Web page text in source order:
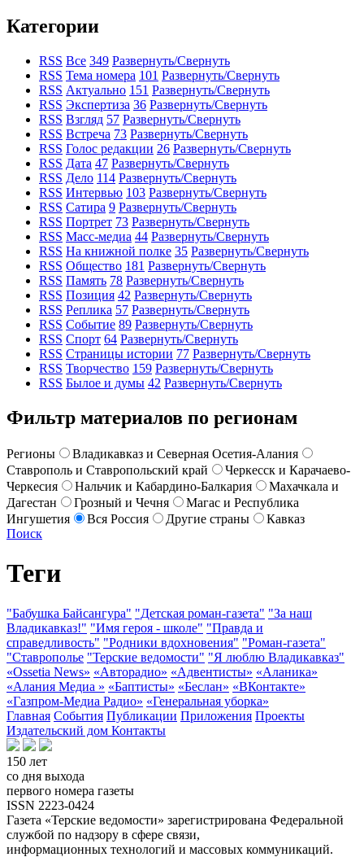
Категории
RSS Все 349 Развернуть/Свернуть
RSS Тема номера 101 Развернуть/Свернуть
RSS Актуально 151 Развернуть/Свернуть
RSS Экспертиза 36 Развернуть/Свернуть
RSS Взгляд 57 Развернуть/Свернуть
RSS Встреча 73 Развернуть/Свернуть
RSS Голос редакции 26 Развернуть/Свернуть
RSS Дата 47 Развернуть/Свернуть
RSS Дело 114 Развернуть/Свернуть
RSS Интервью 103 Развернуть/Свернуть
RSS Сатира 9 Развернуть/Свернуть
RSS Портрет 73 Развернуть/Свернуть
RSS Масс-медиа 44 Развернуть/Свернуть
RSS На книжной полке 35 Развернуть/Свернуть
RSS Общество 181 Развернуть/Свернуть
RSS Память 78 Развернуть/Свернуть
RSS Позиция 42 Развернуть/Свернуть
RSS Реплика 57 Развернуть/Свернуть
RSS Событие 89 Развернуть/Свернуть
RSS Спорт 64 Развернуть/Свернуть
RSS Страницы истории 77 Развернуть/Свернуть
RSS Творчество 159 Развернуть/Свернуть
RSS Былое и думы 42 Развернуть/Свернуть
Фильтр материалов по регионам
Регионы
Владикавказ и Северная Осетия-Алания
Ставрополь и Ставропольский край
Черкесск и Карачаево-
Черкесия
Нальчик и Кабардино-Балкария
Махачкала и
Дагестан
Грозный и Чечня
Магас и Республика
Ингушетия
Вся Россия Другие страны
Кавказ
Поиск
Теги
"Бабушка Байсангура" "Детская роман-газета" "За наш
Владикавказ!" "Имя героя - школе" "Правда и
справедливость" "Родники вдохновения" "Роман-газета"
"Ставрополье "Терские ведомости" "Я люблю Владикавказ"
«Ossetia News» «Авторадио» «Адвентисты» «Аланика»
«Алания Медиа » «Баптисты» «Беслан» «ВКонтакте»
«Газпром-Медиа Радио» «Генеральная уборка»
Главная События Публикации Приложения Проекты
Издательский дом Контакты
150 лет
со дня выхода
первого номера газеты
ISSN 2223-0424
Газета «Терские ведомости» зарегистрирована Федеральной
службой по надзору в сфере связи,
информационных технологий и массовых коммуникаций.